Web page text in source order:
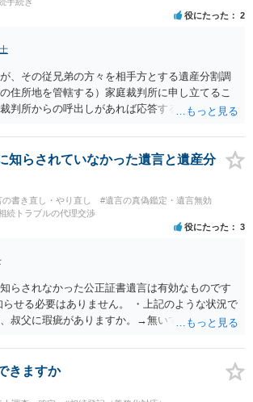
（立証のハードルは非常に高い）ということが
役にたった 2
、その従兄弟の方々を相手方とする遺産分割調
住所地を管轄する）家庭裁判所に申し立てるこ
判所からの呼出しがあれば応答する可能性がま
が思った以上にないので必要書類をてきぱきと
。その点是非御注意ください。
知らされていなかった遺言と遺産分
の書き直し・やり直し
#遺言の真偽鑑定・遺言無効
続トラブルの代理交渉
役にたった 3
らされなかった公正証書遺言は有効なものです
せる必要はありません。 ・上記のような状況で
叔父に瑕疵がありますか。→無いです。 ・分割
に決められますので、どこが妥当とは言えない
もありません。 ・できれば穏やかに、分割を拒否
か。 →分割を拒否するということは、遺産はいら
きますか